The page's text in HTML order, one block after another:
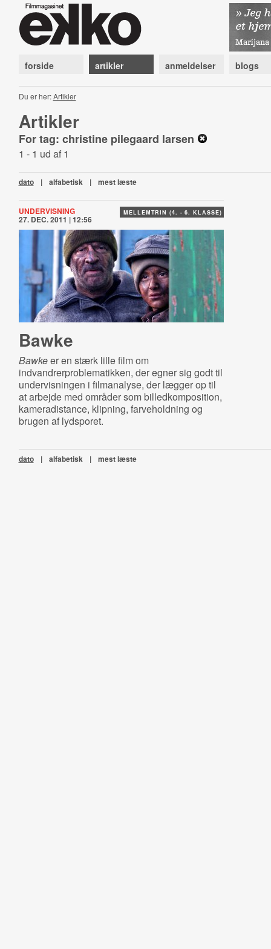
forside artikler anmeldelser blogs
Du er her:Artikler
Artikler
For tag: christine pilegaard larsen
1 - 1 ud af 1
dato | alfabetisk | mest læste
MELLEMTRIN (4. - 6. KLASSE)
UNDERVISNING
27. DEC. 2011 | 12:56
Bawke
Bawkeer en stærk lille film om
indvandrerproblematikken, der egner sig godt til
undervisningen i filmanalyse, der lægger op til
at arbejde med områder som billedkomposition,
kameradistance, klipning, farveholdning og
brugen af lydsporet.
dato | alfabetisk | mest læste